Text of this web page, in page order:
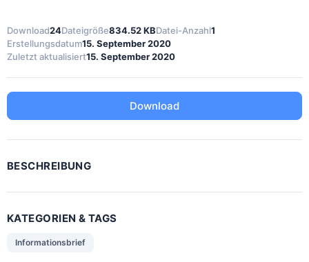
Download24Dateigröße834.52 KBDatei-Anzahl1
Erstellungsdatum15. September 2020
Zuletzt aktualisiert15. September 2020
Download
BESCHREIBUNG
KATEGORIEN & TAGS
Informationsbrief